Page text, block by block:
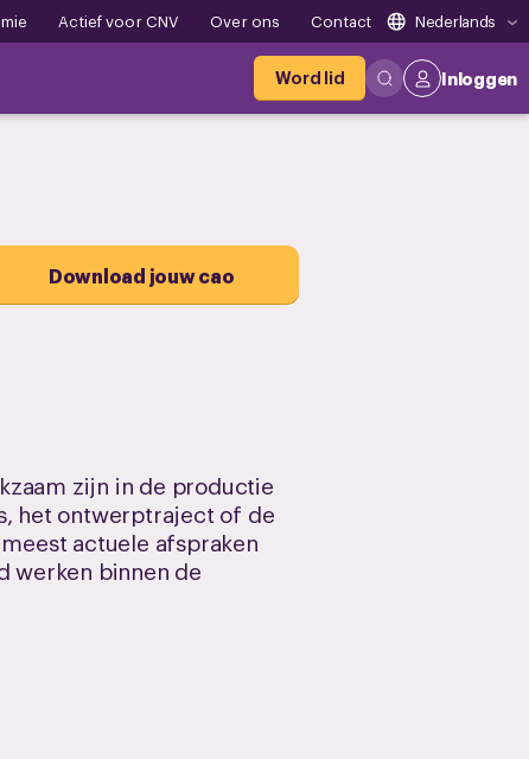
Actief voor CNV Over ons Contact Nederlands
Word lid Inloggen
Download jouw cao
zijn in de productie
het ontwerptraject of de
actuele afspraken
werken binnen de